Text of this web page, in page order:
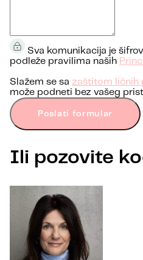
Sva komunikacija je
podleže pravilima naših
Slažem se sa zaštitom ličnih
može podneti bez vašeg
Poslati formular
Ili pozovite